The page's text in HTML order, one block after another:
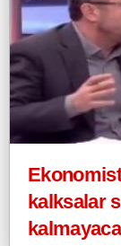
kalksalar